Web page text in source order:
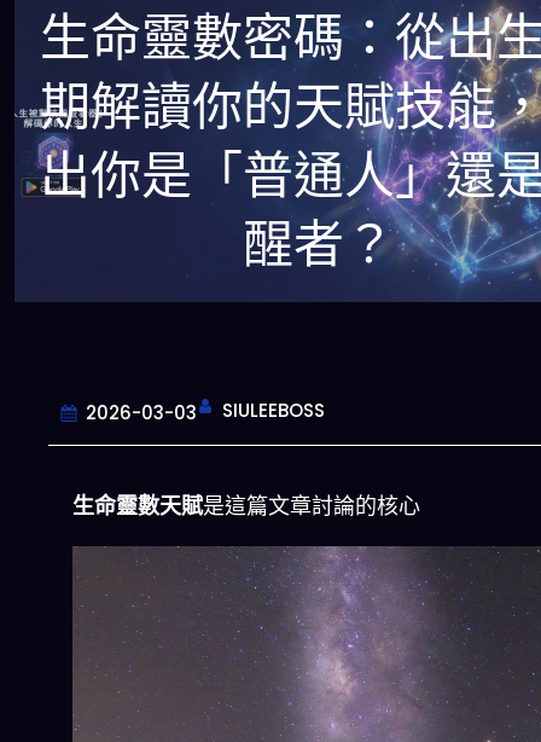
生命靈數密碼：從出
期解讀你的天賦技能
出你是「普通人」還
醒者？
2026-03-03 SIULEEBOSS
生命靈數天賦是這篇文章討論的核心